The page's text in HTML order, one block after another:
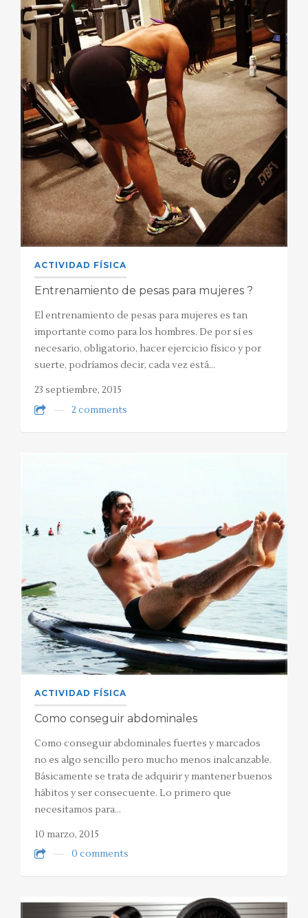
ACTIVIDAD FÍSICA
Entrenamiento de pesas para mujeres ?
El entrenamiento de pesas para mujeres es tan
importante como para los hombres. De por sí es
necesario, obligatorio, hacer ejercicio físico y por
suerte, podríamos decir, cada vez está…
23 septiembre, 2015
2 comments
ACTIVIDAD FÍSICA
Como conseguir abdominales
Como conseguir abdominales fuertes y marcados
no es algo sencillo pero mucho menos inalcanzable.
Básicamente se trata de adquirir y mantener buenos
hábitos y ser consecuente. Lo primero que
necesitamos para…
10 marzo, 2015
0 comments